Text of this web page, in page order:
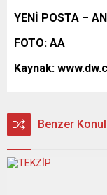
YENİ POSTA –
FOTO: AA
Kaynak:
Benzer